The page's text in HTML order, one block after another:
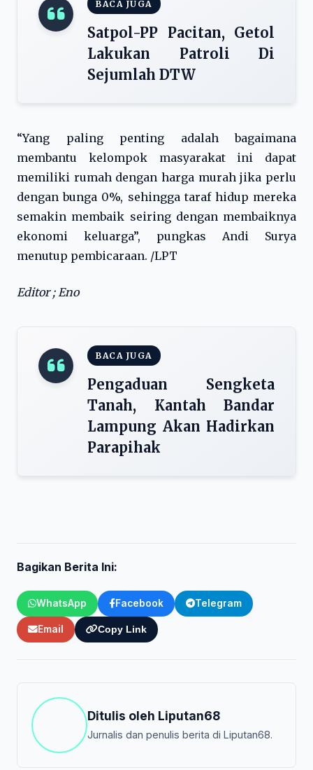
BACA JUGA
Satpol-PP Pacitan, Getol
Lakukan Patroli Di
Sejumlah DTW
“Yang paling penting adalah bagaimana
membantu kelompok masyarakat ini dapat
memiliki rumah dengan harga murah jika perlu
dengan bunga 0%, sehingga taraf hidup mereka
semakin membaik seiring dengan membaiknya
ekonomi keluarga”, pungkas Andi Surya
menutup pembicaraan. /LPT
Editor ; Eno
BACA JUGA
Pengaduan Sengketa
Tanah, Kantah Bandar
Lampung Akan Hadirkan
Parapihak
Bagikan Berita Ini:
WhatsApp Facebook Telegram
Email Copy Link
Ditulis oleh Liputan68
Jurnalis dan penulis berita di Liputan68.